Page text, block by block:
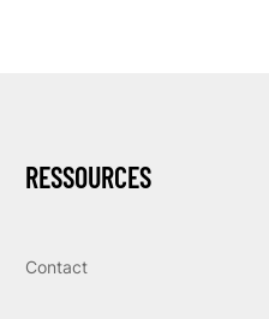
RESSOURCES
Contact